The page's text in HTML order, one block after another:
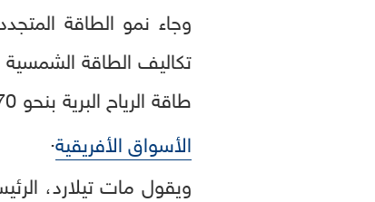
وجاء نمو الطاقة
طاقة الرياح البرية بنحو 70 بالمئة، مما يجعل مصادر الطاقة المتجددة أرخص مصدر لتوليد الكهرباء في العديد من
الأسواق الأفريقية.
ويقول مات تيلارد،